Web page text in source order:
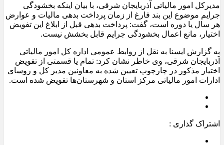
مدیرکل امور مالیاتی آذربایجان شرقی، با بیان اینکه بخشودگی
جرایم موضوع این بند فارغ از زمان پرداخت بدهی مالیات و عوارض
هر سال یا دوره است، گفت: پرداخت بدهی قبل از ابلاغ این تفویض
اختیار، مانع اعمال بخشودگی جرایم قابل بخشش نیست.
به گزارش ایسنا به نقل از روابط عمومی اداره کل امور مالیاتی
آذربایجان شرقی، وی خاطر نشان کرد: تمام یا قسمتی از تفویض
اختیار مذکور در چارچوب تعیین شده به معاونین مدیر کل و روسای
ادارات امور مالیاتی مرکز استان و شهرستان‌ها تفویض شده است.
اشتراک گذاری :